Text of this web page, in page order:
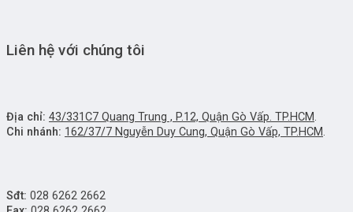
Liên hệ với chúng tôi
Địa chỉ: 43/331C7 Quang Trung , P.12, Quận Gò Vấp. TP.HCM.
Chi nhánh: 162/37/7 Nguyễn Duy Cung, Quận Gò Vấp, TP.HCM.
Sđt: 028 6262 2662